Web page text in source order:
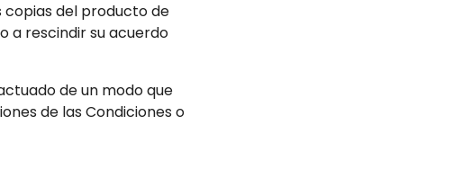
copias del producto de
a rescindir su acuerdo
de un modo que
de las Condiciones o